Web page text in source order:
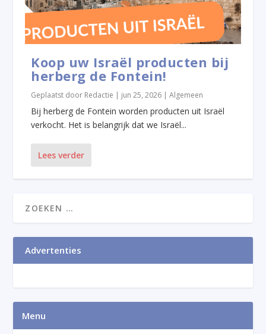
Koop uw Israël producten bij
herberg de Fontein!
Geplaatst door Redactie | jun 25, 2026 |Algemeen
Bij herberg de Fontein worden producten uit Israël
verkocht. Het is belangrijk dat we Israël...
Lees verder
Advertenties
Menu